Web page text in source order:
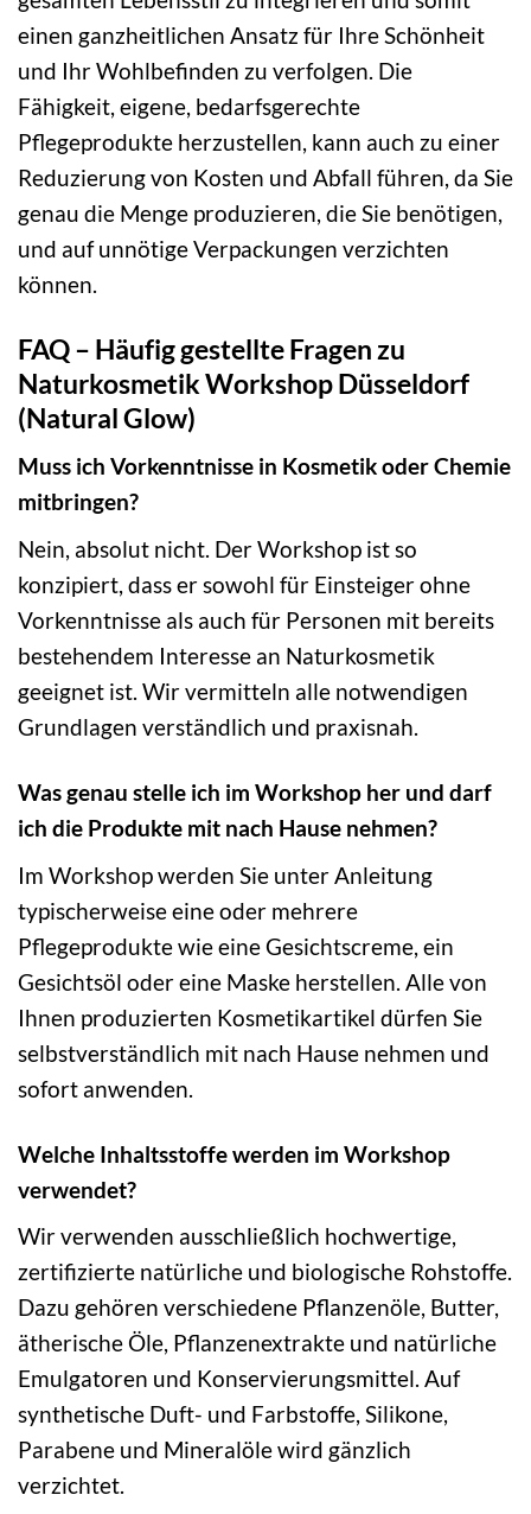
einen ganzheitlichen Ansatz für Ihre Schönheit
und Ihr Wohlbefinden zu verfolgen. Die
Fähigkeit, eigene, bedarfsgerechte
Pflegeprodukte herzustellen, kann auch zu einer
Reduzierung von Kosten und Abfall führen, da Sie
genau die Menge produzieren, die Sie benötigen,
und auf unnötige Verpackungen verzichten
können.
FAQ – Häufig gestellte Fragen zu
Naturkosmetik Workshop Düsseldorf
(Natural Glow)
Muss ich Vorkenntnisse in Kosmetik oder Chemie
mitbringen?
Nein, absolut nicht. Der Workshop ist so
konzipiert, dass er sowohl für Einsteiger ohne
Vorkenntnisse als auch für Personen mit bereits
bestehendem Interesse an Naturkosmetik
geeignet ist. Wir vermitteln alle notwendigen
Grundlagen verständlich und praxisnah.
Was genau stelle ich im Workshop her und darf
ich die Produkte mit nach Hause nehmen?
Im Workshop werden Sie unter Anleitung
typischerweise eine oder mehrere
Pflegeprodukte wie eine Gesichtscreme, ein
Gesichtsöl oder eine Maske herstellen. Alle von
Ihnen produzierten Kosmetikartikel dürfen Sie
selbstverständlich mit nach Hause nehmen und
sofort anwenden.
Welche Inhaltsstoffe werden im Workshop
verwendet?
Wir verwenden ausschließlich hochwertige,
zertifizierte natürliche und biologische Rohstoffe.
Dazu gehören verschiedene Pflanzenöle, Butter,
ätherische Öle, Pflanzenextrakte und natürliche
Emulgatoren und Konservierungsmittel. Auf
synthetische Duft- und Farbstoffe, Silikone,
Parabene und Mineralöle wird gänzlich
verzichtet.